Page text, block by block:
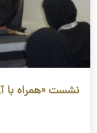
نشست «همراه با